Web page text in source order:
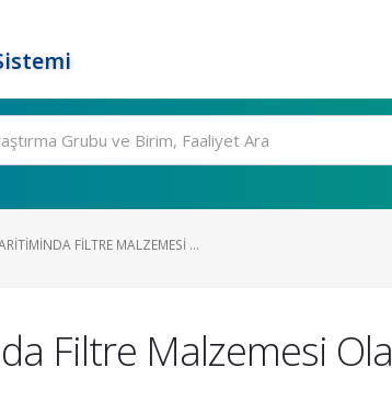
FILTRE MALZEMESI ...
Filtre Malzemesi